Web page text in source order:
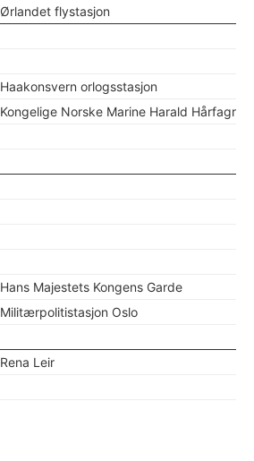
Ørlandet flystasjon
Haakonsvern orlogsstasjon
Kongelige Norske Marine Harald Hårfagre
Hans Majestets Kongens Garde
Militærpolitistasjon Oslo
Rena Leir